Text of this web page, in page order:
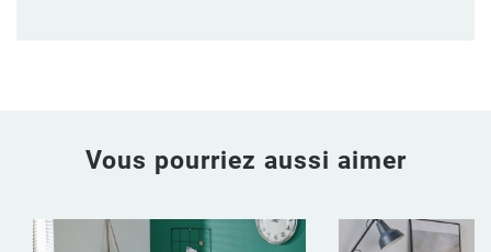
Vous pourriez aussi aimer